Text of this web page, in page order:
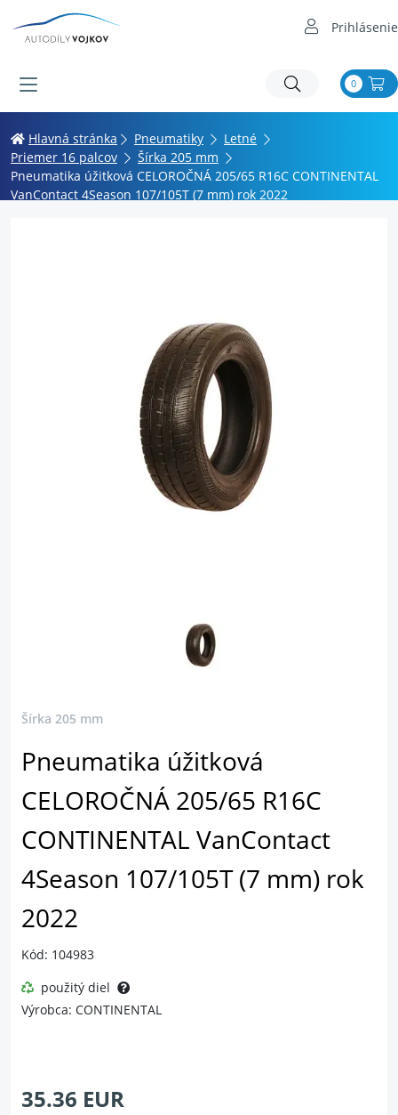
Prihlásenie
0
Hlavná stránka Pneumatiky
Letné
Priemer 16 palcov
Šírka 205 mm
Pneumatika úžitková CELOROČNÁ 205/65 R16C CONTINENTAL
VanContact 4Season 107/105T (7 mm) rok 2022
Šírka 205 mm
Pneumatika úžitková
CELOROČNÁ 205/65 R16C
CONTINENTAL VanContact
4Season 107/105T (7 mm) rok
2022
Kód: 104983
použitý diel
Výrobca: CONTINENTAL
35.36 EUR